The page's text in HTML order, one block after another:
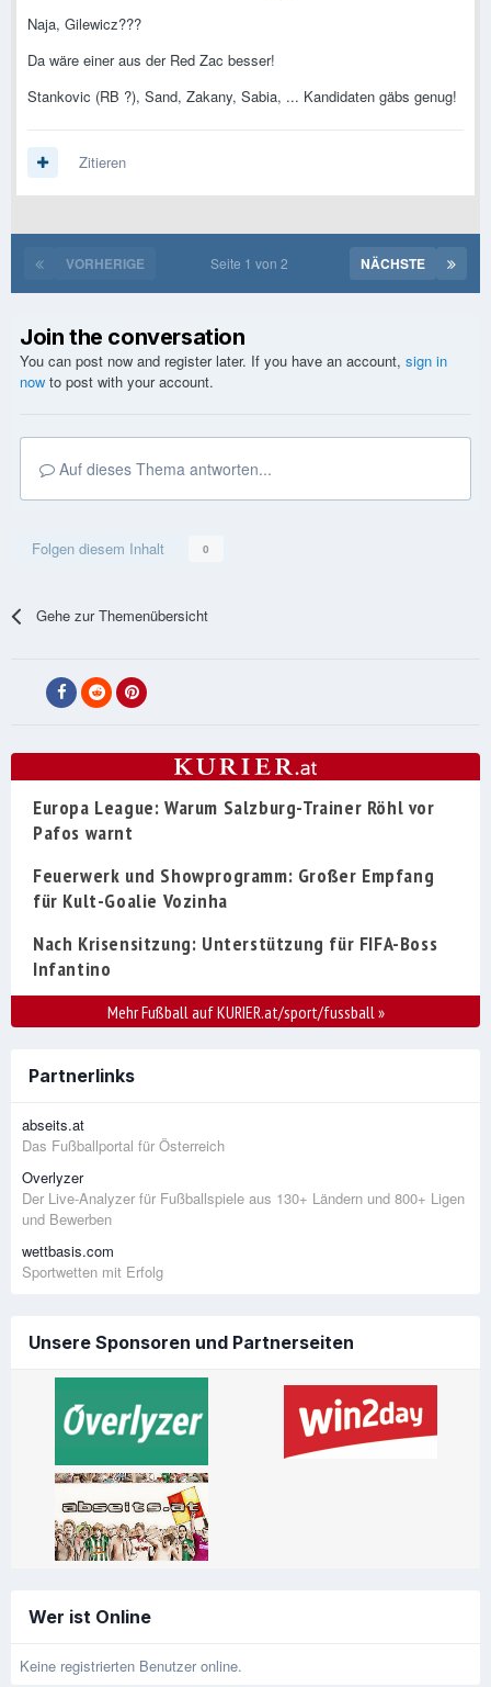
Naja, Gilewicz???
Da wäre einer aus der Red Zac besser!
Stankovic (RB ?), Sand, Zakany, Sabia, ... Kandidaten gäbs genug!
Zitieren
VORHERIGE NÄCHSTE
Seite 1 von 2
Join the conversation
You can post now and register later. If you have an account, sign in
now to post with your account.
Auf dieses Thema antworten...
Folgen diesem Inhalt 0
Gehe zur Themenübersicht
Europa League: Warum Salzburg-Trainer Röhl vor
Pafos warnt
Feuerwerk und Showprogramm: Großer Empfang
für Kult-Goalie Vozinha
Nach Krisensitzung: Unterstützung für FIFA-Boss
Infantino
Mehr Fußball auf KURIER.at/sport/fussball»
Partnerlinks
abseits.at
Das Fußballportal für Österreich
Overlyzer
Der Live-Analyzer für Fußballspiele aus 130+ Ländern und 800+ Ligen
und Bewerben
wettbasis.com
Sportwetten mit Erfolg
Unsere Sponsoren und Partnerseiten
Wer ist Online
Keine registrierten Benutzer online.